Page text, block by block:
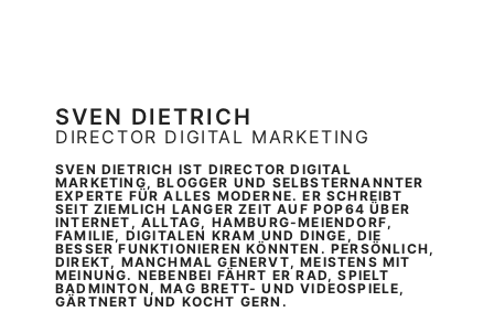
SVEN DIETRICH
DIRECTOR DIGITAL MARKETING
SVEN DIETRICH IST DIRECTOR DIGITAL
MARKETING, BLOGGER UND SELBSTERNANNTER
EXPERTE FÜR ALLES MODERNE. ER SCHREIBT
SEIT ZIEMLICH LANGER ZEIT AUF POP64 ÜBER
INTERNET, ALLTAG, HAMBURG-MEIENDORF,
FAMILIE, DIGITALEN KRAM UND DINGE, DIE
BESSER FUNKTIONIEREN KÖNNTEN. PERSÖNLICH,
DIREKT, MANCHMAL GENERVT, MEISTENS MIT
MEINUNG. NEBENBEI FÄHRT ER RAD, SPIELT
BADMINTON, MAG BRETT- UND VIDEOSPIELE,
GÄRTNERT UND KOCHT GERN.